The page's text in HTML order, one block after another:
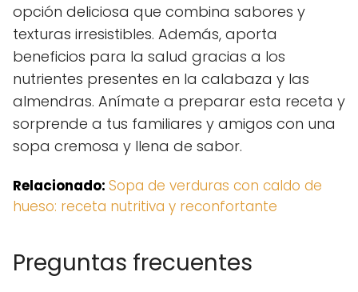
opción deliciosa que combina sabores y
texturas irresistibles. Además, aporta
beneficios para la salud gracias a los
nutrientes presentes en la calabaza y las
almendras. Anímate a preparar esta receta y
sorprende a tus familiares y amigos con una
sopa cremosa y llena de sabor.
Relacionado: Sopa de verduras con caldo de
hueso: receta nutritiva y reconfortante
Preguntas frecuentes